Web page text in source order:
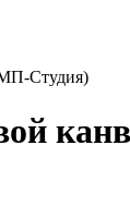
Студия)